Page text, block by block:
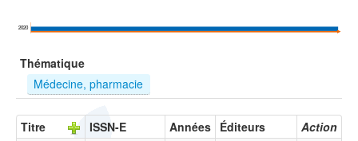
Recherche
EN
ES
?
2020
Thématique
Médecine, pharmacie
Titre ISSN-E Années Éditeurs
Action